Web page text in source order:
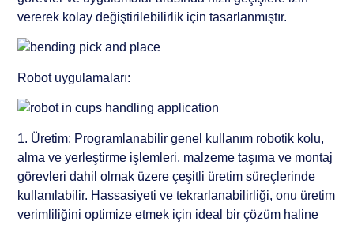
vererek kolay değiştirilebilirlik için tasarlanmıştır.
Robot uygulamaları:
1. Üretim: Programlanabilir genel kullanım robotik kolu,
alma ve yerleştirme işlemleri, malzeme taşıma ve montaj
görevleri dahil olmak üzere çeşitli üretim süreçlerinde
kullanılabilir. Hassasiyeti ve tekrarlanabilirliği, onu üretim
verimliliğini optimize etmek için ideal bir çözüm haline